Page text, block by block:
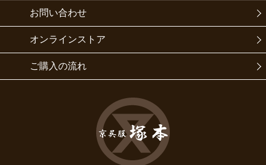
お問い合わせ
オンラインストア
ご購入の流れ